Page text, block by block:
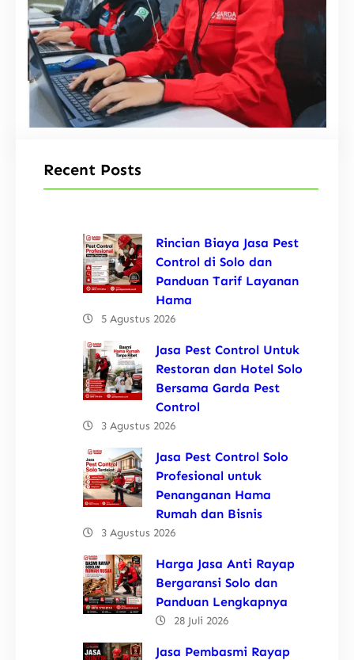
Recent Posts
Rincian Biaya Jasa Pest
Control di Solo dan
Panduan Tarif Layanan
Hama
5 Agustus 2026
Jasa Pest Control Untuk
Restoran dan Hotel Solo
Bersama Garda Pest
Control
3 Agustus 2026
Jasa Pest Control Solo
Profesional untuk
Penanganan Hama
Rumah dan Bisnis
3 Agustus 2026
Harga Jasa Anti Rayap
Bergaransi Solo dan
Panduan Lengkapnya
28 Juli 2026
Jasa Pembasmi Rayap